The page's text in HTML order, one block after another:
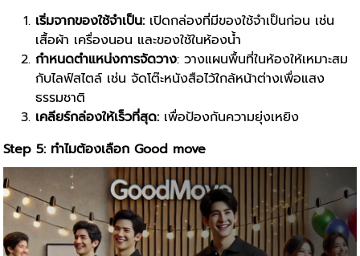
เริ่มจากของใช้จำเป็น: เปิดกล่องที่มีของใช้จำเป็นก่อน เช่น
เสื้อผ้า เครื่องนอน และของใช้ในห้องน้ำ
กำหนดตำแหน่งการจัดวาง: วางแผนพื้นที่ในห้องให้เหมาะสม
กับไลฟ์สไตล์ เช่น จัดโต๊ะหนังสือไว้ใกล้หน้าต่างเพื่อแสง
ธรรมชาติ
เคลียร์กล่องให้เร็วที่สุด: เพื่อป้องกันความยุ่งเหยิง
Step 5: ทำไมต้องเลือก Good move